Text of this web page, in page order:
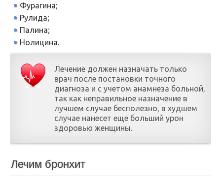
Фурагина;
Рулида;
Палина;
Нолицина.
Лечение должен назначать только
врач после постановки точного
диагноза и с учетом анамнеза больной,
так как неправильное назначение в
лучшем случае бесполезно, в худшем
случае нанесет еще больший урон
здоровью женщины.
Лечим бронхит